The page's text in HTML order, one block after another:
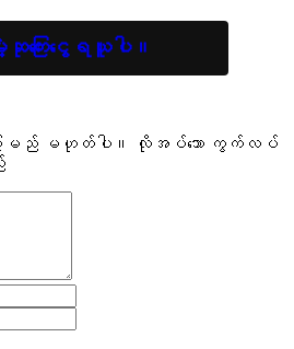
ြေးငွေရယူပါ။
ြမည် မဟုတ်ပါ။
လိုအပ်သော ကွက်လပ်